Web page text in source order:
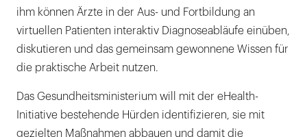
ihm können Ärzte in der Aus- und Fortbildung an
virtuellen Patienten interaktiv Diagnoseabläufe einüben,
diskutieren und das gemeinsam gewonnene Wissen für
die praktische Arbeit nutzen.
Das Gesundheitsministerium will mit der eHealth-
Initiative bestehende Hürden identifizieren, sie mit
gezielten Maßnahmen abbauen und damit die